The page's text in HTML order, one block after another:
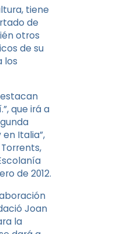
tiene
de
otros
de su
los
que irá a
Italia”,
de 2012.
Joan
la